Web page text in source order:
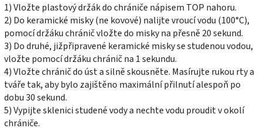
1) Vložte plastový držák do chrániče nápisem TOP nahoru.
2) Do keramické misky (ne kovové) nalijte vroucí vodu (100°C),
pomocí držáku chránič vložte do misky na přesně 20 sekund.
3) Do druhé, jižpřipravené keramické misky se studenou vodou,
vložte pomocí držáku chránič na 1 sekundu.
4) Vložte chránič do úst a silně skousněte. Masírujte rukou rty a
tváře tak, aby bylo zajištěno maximální přilnutí alespoň po
dobu 30 sekund.
5) Vypijte sklenici studené vody a nechte vodu proudit v okolí
chrániče.